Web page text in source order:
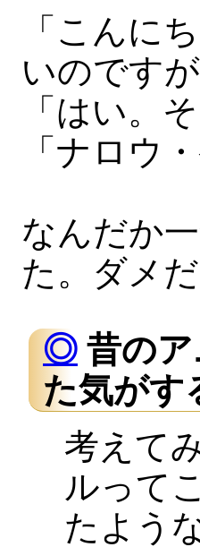
「こんに
いのです
「はい。
「ナロウ
なんだか
た。ダメ
◎ 昔の
た気がす
考えて
ルって
たよう